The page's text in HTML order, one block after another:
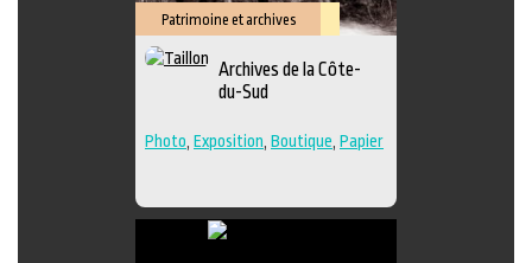
Patrimoine et archives
Lieu
Archives de la Côte-
du-Sud
Photo Exposition Boutique Papier